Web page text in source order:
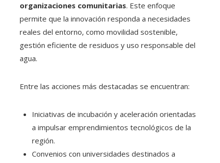
organizaciones comunitarias. Este enfoque
permite que la innovación responda a necesidades
reales del entorno, como movilidad sostenible,
gestión eficiente de residuos y uso responsable del
agua.
Entre las acciones más destacadas se encuentran:
Iniciativas de incubación y aceleración orientadas
a impulsar emprendimientos tecnológicos de la
región.
Convenios con universidades destinados a